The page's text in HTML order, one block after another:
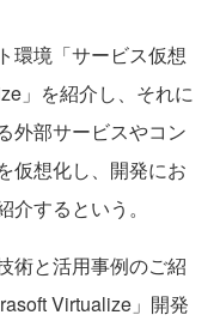
環境「サービス仮想
」を紹介し、それに
外部サービスやコン
仮想化し、開発にお
するという。
術と活用事例のご紹
Virtualize」開発